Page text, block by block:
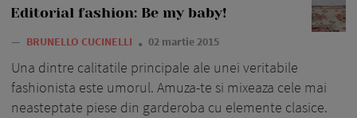
Editorial fashion: Be my baby!
— BRUNELLO CUCINELLI 02 martie 2015
Una dintre calitatile principale ale unei veritabile
fashionista este umorul. Amuza-te si mixeaza cele mai
neasteptate piese din garderoba cu elemente clasice.